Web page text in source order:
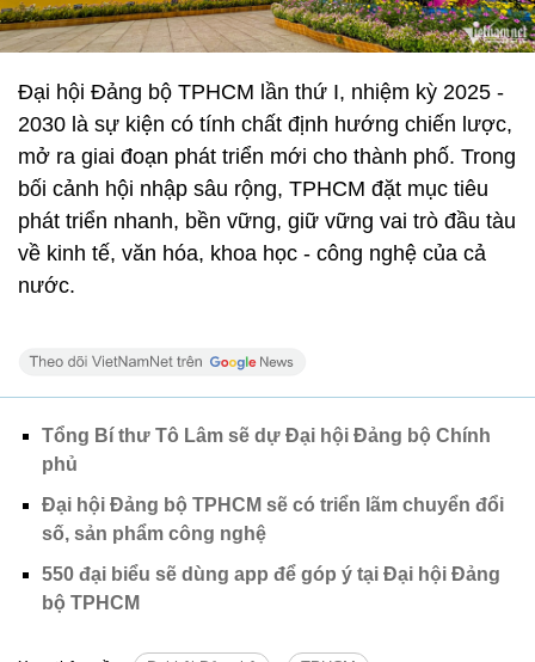
Đại hội Đảng bộ TPHCM lần thứ I, nhiệm kỳ 2025 -
2030 là sự kiện có tính chất định hướng chiến lược,
mở ra giai đoạn phát triển mới cho thành phố. Trong
bối cảnh hội nhập sâu rộng, TPHCM đặt mục tiêu
phát triển nhanh, bền vững, giữ vững vai trò đầu tàu
về kinh tế, văn hóa, khoa học - công nghệ của cả
nước.
Tổng Bí thư Tô Lâm sẽ dự Đại hội Đảng bộ Chính
phủ
Đại hội Đảng bộ TPHCM sẽ có triển lãm chuyển đổi
số, sản phẩm công nghệ
550 đại biểu sẽ dùng app để góp ý tại Đại hội Đảng
bộ TPHCM